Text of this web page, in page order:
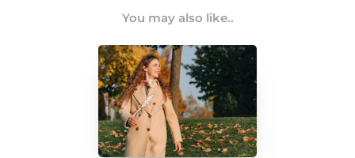
You may also like..